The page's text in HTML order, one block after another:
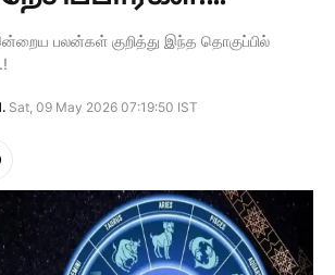
பலன்கள் குறித்து இந்த தொகுப்பில்
Sat, 09 May 2026 07:19:50 IST